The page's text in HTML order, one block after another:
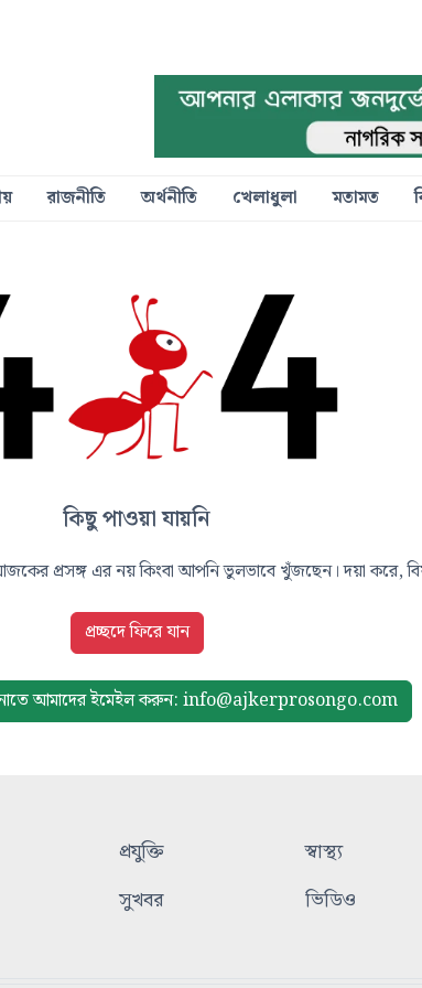
রাজনীতি অর্থনীতি খেলাধুলা মতামত
কিছু পাওয়া যায়নি
প্রসঙ্গ এর নয় কিংবা আপনি ভুলভাবে খুঁজছেন। দয়া করে,
প্রচ্ছদে ফিরে যান
আমাদেরইমেইল করুন: info@ajkerprosongo.com
প্রযুক্তি স্বাস্থ্য
সুখবর ভিডিও